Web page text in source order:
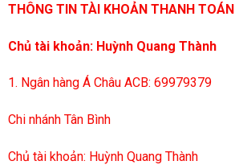
THÔNG TIN TÀI KHOẢN THANH TOÁN
Chủ tài khoản: Huỳnh Quang Thành
1. Ngân hàng Á Châu ACB: 69979379
Chi nhánh Tân Bình
Chủ tài khoản: Huỳnh Quang Thành